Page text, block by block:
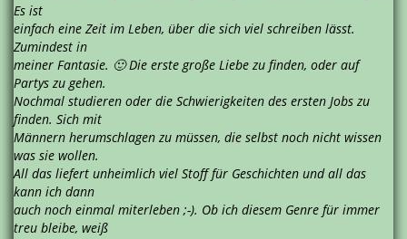
Es ist
einfach eine Zeit im Leben, über die sich viel schreiben lässt.
Zumindest in
meiner Fantasie. 🙂 Die erste große Liebe zu finden, oder auf
Partys zu gehen.
Nochmal studieren oder die Schwierigkeiten des ersten Jobs zu
finden. Sich mit
Männern herumschlagen zu müssen, die selbst noch nicht wissen
was sie wollen.
All das liefert unheimlich viel Stoff für Geschichten und all das
kann ich dann
auch noch einmal miterleben ;-). Ob ich diesem Genre für immer
treu bleibe, weiß